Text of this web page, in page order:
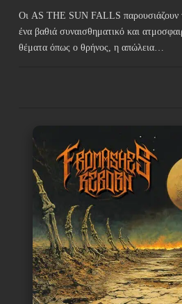
Οι AS THE SUN FALLS παρουσιάζουν
ένα βαθιά συναισθηματικό και
θέματα όπως ο θρήνος, η απώλεια…